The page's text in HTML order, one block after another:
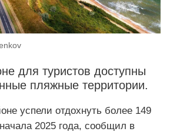
для туристов доступны
пляжные территории.
успели отдохнуть более 149
2025 года, сообщил в